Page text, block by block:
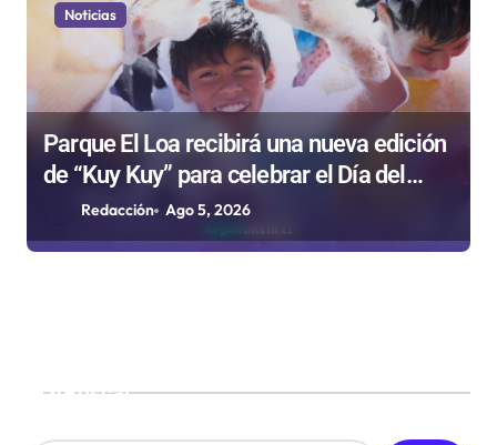
Noticias
Parque El Loa recibirá una nueva edición
de “Kuy Kuy” para celebrar el Día del
NiñoRedacción Ago 5, 2026
Buscar